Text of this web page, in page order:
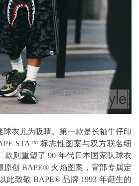
球衣尤为吸睛。第一款是长袖牛仔印
STA™ 标志性图案与双方联名细
款则重塑了 90 年代日本国家队球衣
原创 BAPE® 火焰图案，背部专属定
此致敬 BAPE® 品牌 1993 年诞生的